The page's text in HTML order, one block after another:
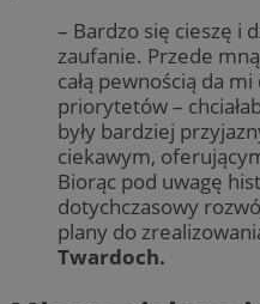
– Bardzo się cieszę i
zaufanie. Przede
całą pewnością da
priorytetów –
były bardziej
ciekawym,
Biorąc pod uwagę
dotychczasowy
plany do
Twardoch.